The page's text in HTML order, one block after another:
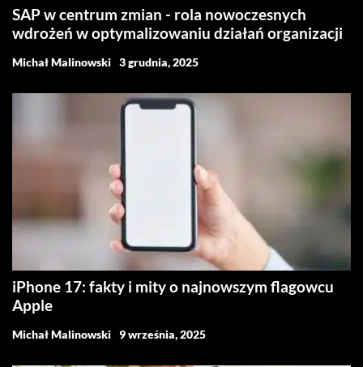
SAP w centrum zmian - rola nowoczesnych
wdrożeń w optymalizowaniu działań organizacji
Michał Malinowski 3 grudnia, 2025
iPhone 17: fakty i mity o najnowszym flagowcu
Apple
Michał Malinowski 9 września, 2025